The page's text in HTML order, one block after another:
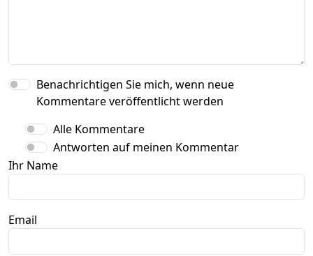
Benachrichtigen Sie mich, wenn neue
Kommentare veröffentlicht werden
Alle Kommentare
Antworten auf meinen Kommentar
Ihr Name
Email